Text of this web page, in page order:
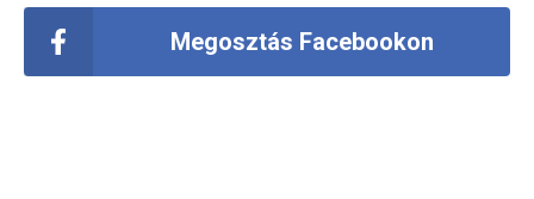
Megosztás Facebookon